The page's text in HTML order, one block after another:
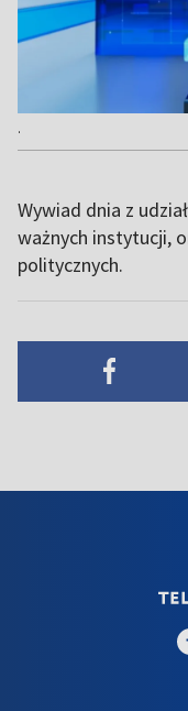
.
Wywiad dnia z
ważnych instytucji,
politycznych.